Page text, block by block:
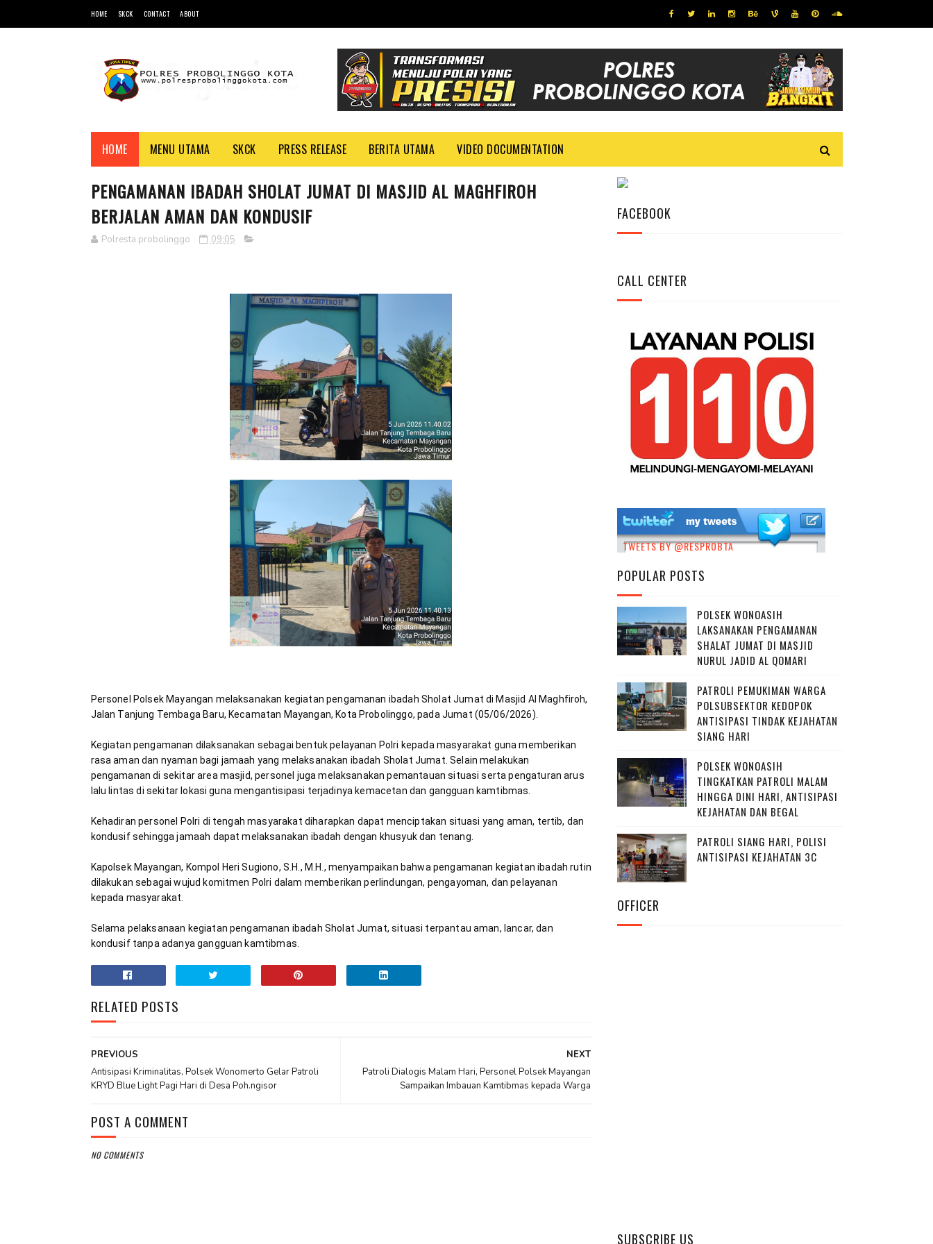
HOME SKCK CONTACT ABOUT
HOME MENU UTAMA SKCK PRESS RELEASE BERITA UTAMA VIDEO DOCUMENTATION
PENGAMANAN IBADAH SHOLAT JUMAT DI MASJID AL MAGHFIROH
BERJALAN AMAN DAN KONDUSIF
Polresta probolinggo 09:05
Personel Polsek Mayangan melaksanakan kegiatan pengamanan ibadah Sholat Jumat di Masjid Al Maghfiroh,
Kegiatan pengamanan dilaksanakan sebagai bentuk pelayanan Polri kepada masyarakat guna memberikan
rasa aman dan nyaman bagi jamaah yang melaksanakan ibadah Sholat Jumat. Selain melakukan
pengamanan di sekitar area masjid, personel juga melaksanakan pemantauan situasi serta pengaturan arus
Kehadiran personel Polri di tengah masyarakat diharapkan dapat menciptakan situasi yang aman, tertib, dan
Kapolsek Mayangan, Kompol Heri Sugiono, S.H., M.H., menyampaikan bahwa pengamanan kegiatan ibadah rutin
dilakukan sebagai wujud komitmen Polri dalam memberikan perlindungan, pengayoman, dan pelayanan
Selama pelaksanaan kegiatan pengamanan ibadah Sholat Jumat, situasi terpantau aman, lancar, dan
kondusif tanpa adanya gangguan kamtibmas.
RELATED POSTS
NEXT
Patroli Dialogis Malam Hari, Personel Polsek Mayangan
Sampaikan Imbauan Kamtibmas kepada Warga
PREVIOUS
Antisipasi Kriminalitas, Polsek Wonomerto Gelar Patroli
KRYD Blue Light Pagi Hari di Desa Poh.ngisor
POST A COMMENT
NO COMMENTS
FACEBOOK
CALL CENTER
TWEETS BY @RESPROBTA
POPULAR POSTS
POLSEK WONOASIH
LAKSANAKAN PENGAMANAN
SHALAT JUMAT DI MASJID
NURUL JADID AL QOMARI
PATROLI PEMUKIMAN WARGA
POLSUBSEKTOR KEDOPOK
ANTISIPASI TINDAK KEJAHATAN
SIANG HARI
POLSEK WONOASIH
TINGKATKAN PATROLI MALAM
HINGGA DINI HARI, ANTISIPASI
KEJAHATAN DAN BEGAL
PATROLI SIANG HARI, POLISI
ANTISIPASI KEJAHATAN 3C
OFFICER
SUBSCRIBE US